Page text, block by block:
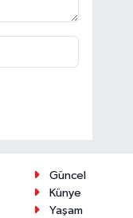
Güncel
Künye
Yaşam